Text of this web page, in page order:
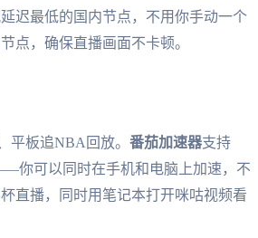
迟最低的国内节点，不用你手动一个
点，确保直播画面不卡顿。
平板追NBA回放。 番茄加速器支持
你可以同时在手机和电脑上加速，不
直播，同时用笔记本打开咪咕视频看